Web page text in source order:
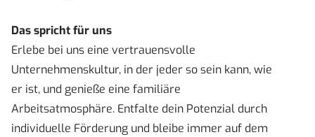
Das spricht für uns
Erlebe bei uns eine vertrauensvolle
Unternehmenskultur, in der jeder so sein kann, wie
er ist, und genieße eine familiäre
Arbeitsatmosphäre. Entfalte dein Potenzial durch
individuelle Förderung und bleibe immer auf dem